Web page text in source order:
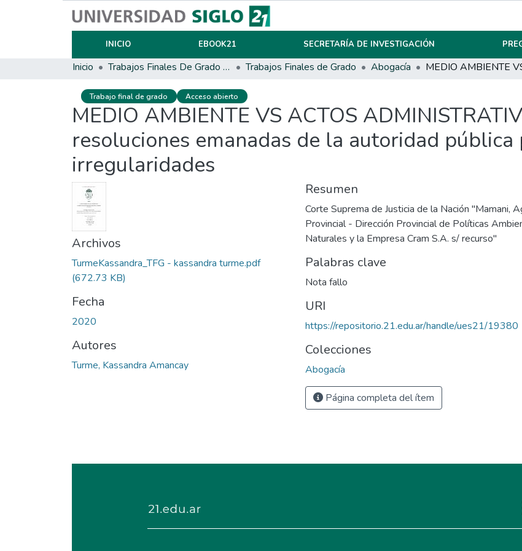
INICIO EBOOK21 SECRETARÍA DE INVESTIGACIÓN
Inicio Trabajos Finales De Grado Y Posgrado Trabajos Finales de Grado Abogacía
Trabajo final de grado Acceso abierto
MEDIO AMBIENTE VS ACTOS
resoluciones emanadas de la autoridad
irregularidades
Archivos
TurmeKassandra_TFG - kassandra turme.pdf
(672.73 KB)
Fecha
2020
Autores
Turme, Kassandra Amancay
Resumen
Corte Suprema de Justicia de la Nación "Mamani,
Provincial - Dirección Provincial de Políticas
Naturales y la Empresa Cram S.A. s/ recurso"
Palabras clave
Nota fallo
URI
https://repositorio.21.edu.ar/handle/ues21/19380
Colecciones
Abogacía
Página completa del ítem